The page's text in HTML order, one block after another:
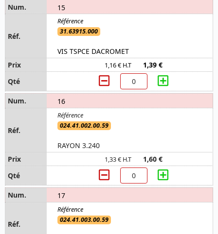
15
31.63915.000
VIS TSPCE DACROMET
1,16 € H.T 1,39 €
16
024.41.002.00.59
RAYON 3.240
1,33 € H.T 1,60 €
17
024.41.003.00.59